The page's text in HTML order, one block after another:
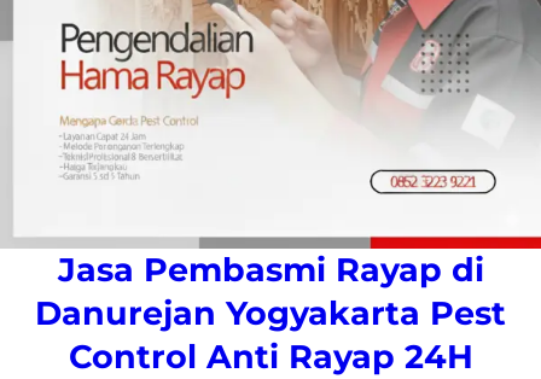
Jasa Pembasmi Rayap di
Danurejan Yogyakarta Pest
Control Anti Rayap 24H